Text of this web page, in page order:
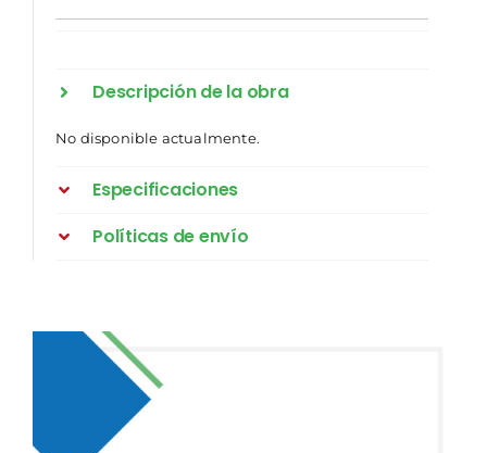
Descripción de la obra
No disponible actualmente.
Especificaciones
Políticas de envío